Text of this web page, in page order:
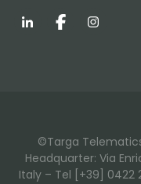
LinkedInFacebookInstagram
©Targa Telematics
Headquarter: Via
Italy – Tel [+39] 0422